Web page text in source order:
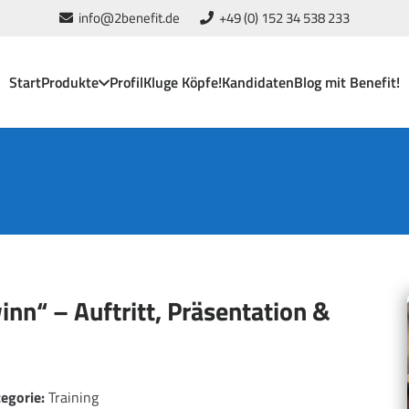
info@2benefit.de +49 (0) 152 34 538 233
StartProdukte ProfilKluge Köpfe!KandidatenBlog mit Benefit!
– Auftritt, Präsentation &
Training